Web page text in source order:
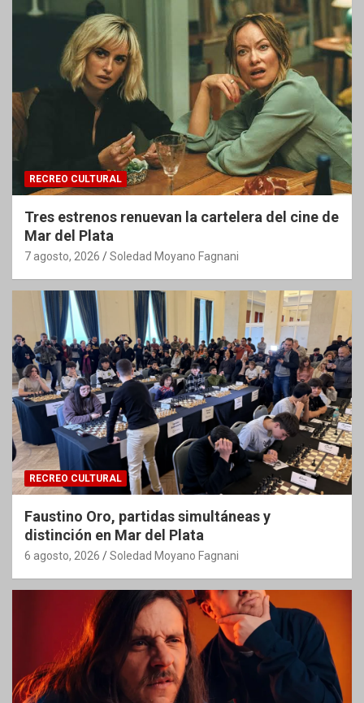
RECREO CULTURAL
Tres estrenos renuevan la cartelera del cine de
Mar del Plata
7 agosto, 2026 Soledad Moyano Fagnani
RECREO CULTURAL
Faustino Oro, partidas simultáneas y
distinción en Mar del Plata
6 agosto, 2026 Soledad Moyano Fagnani